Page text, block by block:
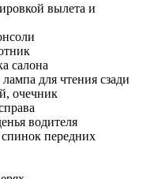
вылета и
салона
для чтения сзади
очечник
водителя
передних